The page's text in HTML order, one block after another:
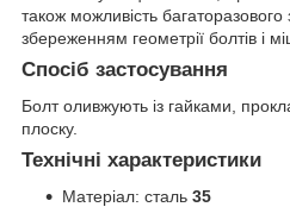
також можливість
збереженням геометрії болтів і
Спосіб застосування
Болт оливжують із гайками,
плоску.
Технічні характеристики
Матеріал: сталь 35